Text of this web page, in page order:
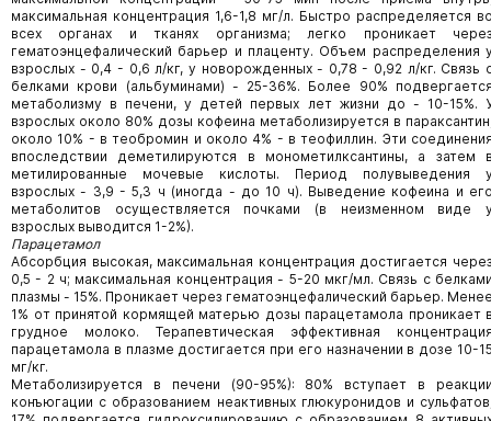
максимальная концентрация 1,6-1,8 мг/л. Быстро распределяется
всех органах и тканях организма; легко проникает
гематоэнцефалический барьер и плаценту. Объем распределения
взрослых - 0,4 - 0,6 л/кг, у новорожденных - 0,78 - 0,92 л/кг. Связь
белками крови (альбуминами) - 25-36%. Более 90%
метаболизму в печени, у детей первых лет жизни до - 10-15%.
взрослых около 80% дозы кофеина метаболизируется в
около 10% - в теобромин и около 4% - в теофиллин. Эти
впоследствии деметилируются в монометилксантины, а затем
метилированные мочевые кислоты. Период полувыведения
взрослых - 3,9 - 5,3 ч (иногда - до 10 ч). Выведение кофеина и
метаболитов осуществляется почками (в неизменном виде
взрослых выводится 1-2%).
Парацетамол
Абсорбция высокая, максимальная концентрация достигается
0,5 - 2 ч; максимальная концентрация - 5-20 мкг/мл. Связь с
плазмы - 15%. Проникает через гематоэнцефалический барьер.
1% от принятой кормящей матерью дозы парацетамола проникает
грудное молоко. Те­рапевтическая эффективная
парацетамола в плазме достигает­ся при его назначении в дозе 10-
мг/кг.
Метаболизируется в печени (90-95%): 80% вступает в
конъюгации с образованием неактивных глюкуронидов и